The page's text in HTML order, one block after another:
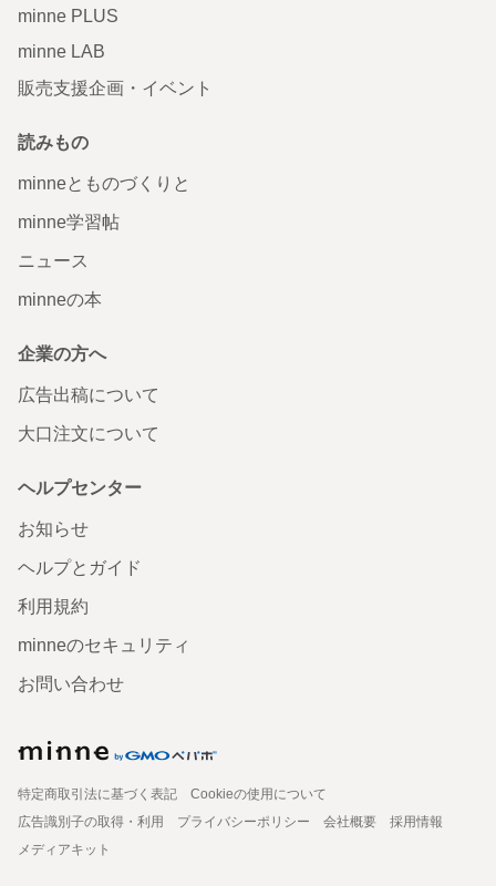
minne PLUS
minne LAB
販売支援企画・イベント
読みもの
minneとものづくりと
minne学習帖
ニュース
minneの本
企業の方へ
広告出稿について
大口注文について
ヘルプセンター
お知らせ
ヘルプとガイド
利用規約
minneのセキュリティ
お問い合わせ
特定商取引法に基づく表記
Cookieの使用について
広告識別子の取得・利用
プライバシーポリシー 会社概要
採用情報
メディアキット